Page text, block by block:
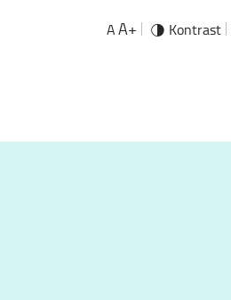
AA+ Kontrast